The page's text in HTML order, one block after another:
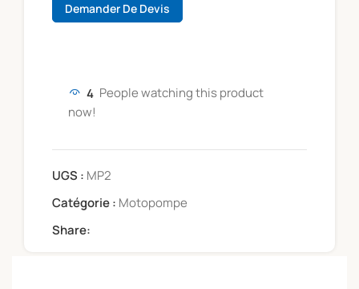
Demander De Devis
4 People watching this product
now!
UGS : MP2
Catégorie : Motopompe
Share: